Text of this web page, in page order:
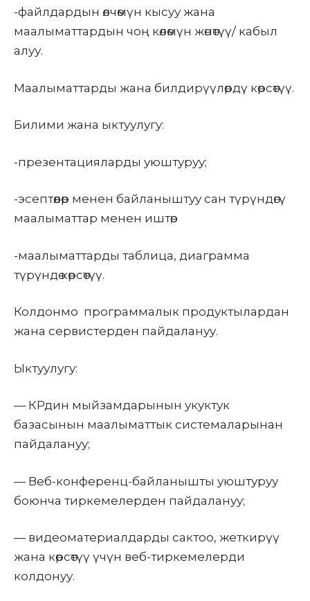
-файлдардын өлчөмүн кысуу жана
маалыматтардын чоң көлөмүн жөнөтүү/ кабыл
алуу.
Маалыматтарды жана билдирүүлөрдү көрсөтүү.
Билими жана ыктуулугу:
-презентацияларды уюштуруу;
-эсептөөлөр менен байланыштуу сан түрүндөгү
маалыматтар менен иштөө;
-маалыматтарды таблица, диаграмма
түрүндө көрсөтүү.
Колдонмо программалык продуктылардан
жана сервистерден пайдалануу.
Ыктуулугу:
— КРдин мыйзамдарынын укуктук
базасынын маалыматтык системаларынан
пайдалануу;
— Веб-конференц-байланышты уюштуруу
боюнча тиркемелерден пайдалануу;
— видеоматериалдарды сактоо, жеткирүү
жана көрсөтүү үчүн веб-тиркемелерди
колдонуу.